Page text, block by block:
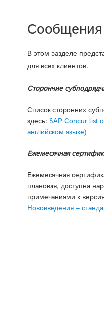
Сообщения
В этом разделе
для всех клиентов.
Сторонние
Список сторонних
здесь: SAP Concur list
английском языке)
Ежемесячная
Ежемесячная
плановая, доступна
примечаниями к
Нововведения –